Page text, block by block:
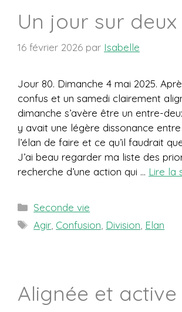
Un jour sur deux
16 février 2026 par Isabelle
Jour 80. Dimanche 4 mai 2025.
confus et un samedi clairement
dimanche s’avère être un entre-
y avait une légère dissonance entre
l’élan de faire et ce qu’il faudrait
J’ai beau regarder ma liste des
recherche d’une action qui … Lire la
Catégories
Seconde vie
Étiquettes
Agir Confusion Division Elan
Alignée et active